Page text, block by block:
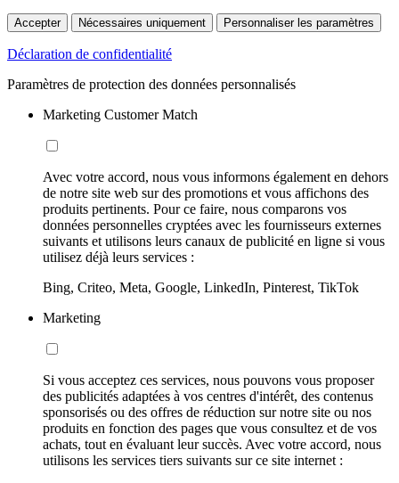
Accepter Nécessaires uniquement Personnaliser les paramètres
Déclaration de confidentialité
Paramètres de protection des données personnalisés
Marketing Customer Match
Avec votre accord, nous vous informons également en dehors
de notre site web sur des promotions et vous affichons des
produits pertinents. Pour ce faire, nous comparons vos
données personnelles cryptées avec les fournisseurs externes
suivants et utilisons leurs canaux de publicité en ligne si vous
utilisez déjà leurs services :
Bing, Criteo, Meta, Google, LinkedIn, Pinterest, TikTok
Marketing
Si vous acceptez ces services, nous pouvons vous proposer
des publicités adaptées à vos centres d'intérêt, des contenus
sponsorisés ou des offres de réduction sur notre site ou nos
produits en fonction des pages que vous consultez et de vos
achats, tout en évaluant leur succès. Avec votre accord, nous
utilisons les services tiers suivants sur ce site internet :